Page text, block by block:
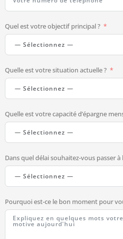
Quel est votre objectif principal ?
Quelle est votre situation actuelle ?
Quelle est votre capacité d’épargne
Dans quel délai souhaitez-vous passer à
Pourquoi est-ce le bon moment pour